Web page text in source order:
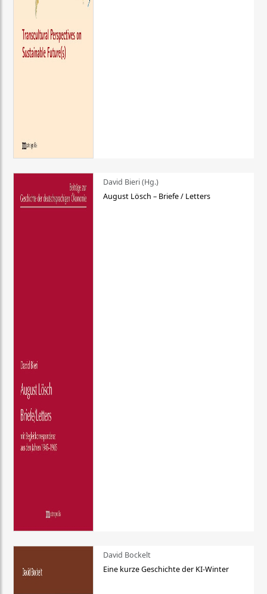
David Bieri (Hg.)
August Lösch – Briefe / Letters
David Bockelt
Eine kurze Geschichte der KI-Winter